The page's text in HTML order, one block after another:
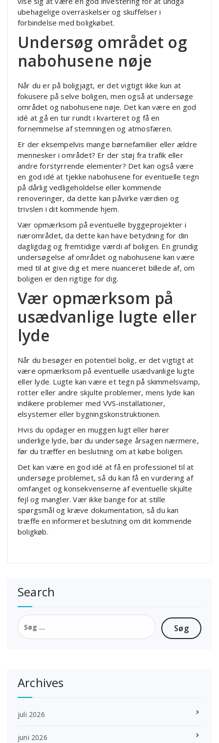
ubehagelige overraskelser og skuffelser i
forbindelse med boligkøbet.
Undersøg området og
nabohusene nøje
Når du er på boligjagt, er det vigtigt ikke kun at
fokusere på selve boligen, men også at undersøge
området og nabohusene nøje. Det kan være en god
idé at gå en tur rundt i kvarteret og få en
fornemmelse af stemningen og atmosfæren.
Er der eksempelvis mange børnefamilier eller ældre
mennesker i området? Er der støj fra trafik eller
andre forstyrrende elementer? Det kan også være
en god idé at tjekke nabohusene for eventuelle tegn
på dårlig vedligeholdelse eller kommende
renoveringer, da dette kan påvirke værdien og
trivslen i dit kommende hjem.
Vær opmærksom på eventuelle byggeprojekter i
nærområdet, da dette kan have betydning for din
dagligdag og fremtidige værdi af boligen. En grundig
undersøgelse af området og nabohusene kan være
med til at give dig et mere nuanceret billede af, om
boligen er den rigtige for dig.
Vær opmærksom på
usædvanlige lugte eller
lyde
Når du besøger en potentiel bolig, er det vigtigt at
være opmærksom på eventuelle usædvanlige lugte
eller lyde. Lugte kan være et tegn på skimmelsvamp,
rotter eller andre skjulte problemer, mens lyde kan
indikere problemer med VVS-installationer,
elsystemer eller bygningskonstruktionen.
Hvis du opdager en muggen lugt eller hører
underlige lyde, bør du undersøge årsagen nærmere,
før du træffer en beslutning om at købe boligen.
Det kan være en god idé at få en professionel til at
undersøge problemet, så du kan få en vurdering af
omfanget og konsekvenserne af eventuelle skjulte
fejl og mangler. Vær ikke bange for at stille
spørgsmål og kræve dokumentation, så du kan
træffe en informeret beslutning om dit kommende
boligkøb.
Search
Søg
efter:
Archives
juli 2026
juni 2026